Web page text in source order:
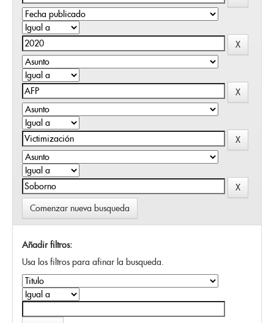
Comenzar nueva busqueda
Añadir filtros:
Usa los filtros para afinar la busqueda.